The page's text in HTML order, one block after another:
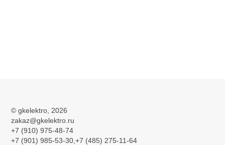
© gkelektro , 2026
zakaz@gkelektro.ru
+7 (910) 975-48-74
+7 (901) 985-53-30,+7 (485) 275-11-64